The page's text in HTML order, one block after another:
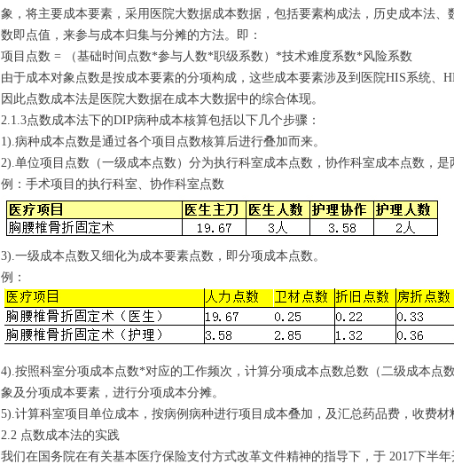
象，将主要成本要素，采用医院大数据成本数据，包括要素构成法，历史成本法
数即点值，来参与成本归集与分摊的方法。即：
项目点数 = （基础时间点数*参与人数*职级系数）*技术难度系数*风险系数
由于成本对象点数是按成本要素的分项构成，这些成本要素涉及到医院HIS系统、
因此点数成本法是医院大数据在成本大数据中的综合体现。
2.1.3点数成本法下的DIP病种成本核算包括以下几个步骤：
1).病种成本点数是通过各个项目点数核算后进行叠加而来。
2).单位项目点数（一级成本点数）分为执行科室成本点数，协作科室成本点数，是
例：手术项目的执行科室、协作科室点数
3).一级成本点数又细化为成本要素点数，即分项成本点数。
例：
4).按照科室分项成本点数*对应的工作频次，计算分项成本点数总数（二级成本点
象及分项成本要素，进行分项成本分摊。
5).计算科室项目单位成本，按病例病种进行项目成本叠加，及汇总药品费，收费材
2.2 点数成本法的实践
我们在国务院在有关基本医疗保险支付方式改革文件精神的指导下，于 2017下半